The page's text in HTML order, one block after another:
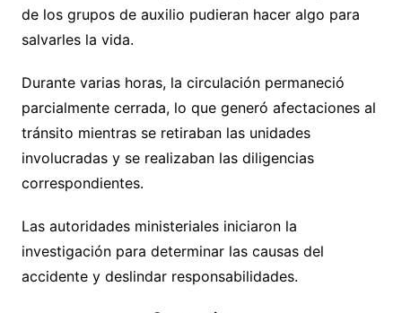
de los grupos de auxilio pudieran hacer algo para
salvarles la vida.
Durante varias horas, la circulación permaneció
parcialmente cerrada, lo que generó afectaciones al
tránsito mientras se retiraban las unidades
involucradas y se realizaban las diligencias
correspondientes.
Las autoridades ministeriales iniciaron la
investigación para determinar las causas del
accidente y deslindar responsabilidades.